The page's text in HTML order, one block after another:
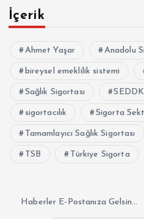
İçerik
Ahmet Yaşar Anadolu
bireysel emeklilik sistemi
Sağlık Sigortası SEDDK
sigortacılık Sigorta
Tamamlayıcı Sağlık Sigortası
TSB Türkiye Sigorta
Haberler E-Postanıza Gelsin...